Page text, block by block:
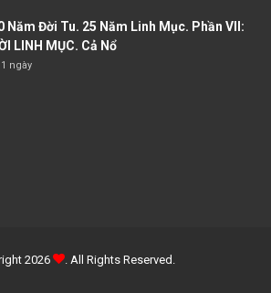
Năm Đời Tu. 25 Năm Linh Mục. Phần VII:
LINH MỤC. Cả Nổ
1 ngày
2026 . All Rights Reserved.